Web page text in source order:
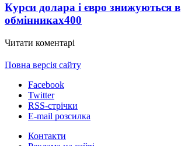
Курси долара і євро знижуються в
обмінниках400
Читати коментарі
Повна версія сайту
Facebook
Twitter
RSS-стрічки
E-mail розсилка
Контакти